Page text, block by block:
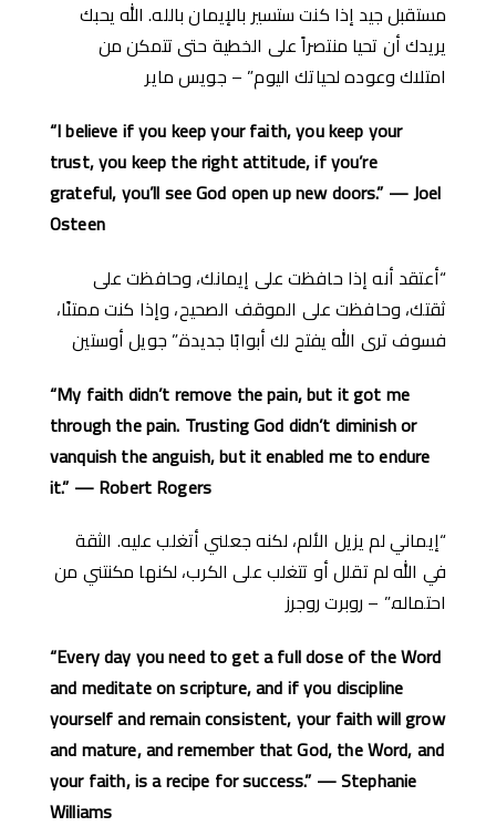
مستقبل جيد إذا كنت ستسير بالإيمان بالله. الله يحبك
يريدك أن تحيا منتصراً على الخطية حتى تتمكن من
امتلاك وعوده لحياتك اليوم” – جويس ماير
“I believe if you keep your faith, you keep your
trust, you keep the right attitude, if you’re
grateful, you’ll see God open up new doors.” — Joel
Osteen
“أعتقد أنه إذا حافظت على إيمانك، وحافظت على
ثقتك، وحافظت على الموقف الصحيح، وإذا كنت ممتنًا،
فسوف ترى الله يفتح لك أبوابًا جديدة.” جويل أوستين
“My faith didn’t remove the pain, but it got me
through the pain. Trusting God didn’t diminish or
vanquish the anguish, but it enabled me to endure
it.” — Robert Rogers
“إيماني لم يزيل الألم، لكنه جعلني أتغلب عليه. الثقة
في الله لم تقلل أو تتغلب على الكرب، لكنها مكنتني من
احتماله.” – روبرت روجرز
“Every day you need to get a full dose of the Word
and meditate on scripture, and if you discipline
yourself and remain consistent, your faith will grow
and mature, and remember that God, the Word, and
your faith, is a recipe for success.” — Stephanie
Williams